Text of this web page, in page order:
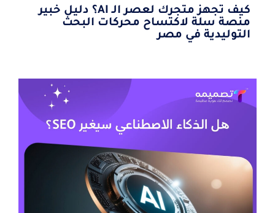
كيف تجهز متجرك لعصر الـ AI؟ دليل خبير
منصة سلة لاكتساح محركات البحث
التوليدية في مصر